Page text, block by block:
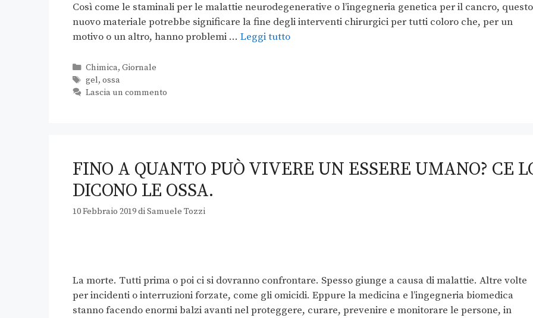
Così come le staminali per le malattie neurodegenerative o l’ingegneria genetica per il cancro, questo
nuovo materiale potrebbe significare la fine degli interventi chirurgici per tutti coloro che, per un
motivo o un altro, hanno problemi … Leggi tutto
Chimica, Giornale
gel, ossa
Lascia un commento
FINO A QUANTO PUÒ VIVERE UN ESSERE UMANO? CE
DICONO LE OSSA.
10 Febbraio 2019diSamuele Tozzi
La morte. Tutti prima o poi ci si dovranno confrontare. Spesso giunge a causa di malattie. Altre volte
per incidenti o interruzioni forzate, come gli omicidi. Eppure la medicina e l’ingegneria biomedica
stanno facendo enormi balzi avanti nel proteggere, curare, prevenire e monitorare le persone, in